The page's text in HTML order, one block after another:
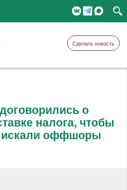
Сделать новость
о
налога, чтобы
искали оффшоры